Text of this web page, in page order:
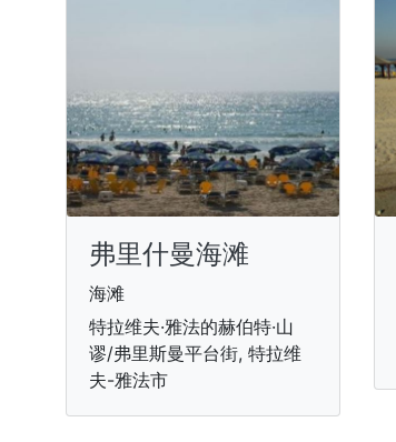
弗里什曼海滩
海滩
特拉维夫·雅法的赫伯特·山
谬/弗里斯曼平台街, 特拉维
夫-雅法市